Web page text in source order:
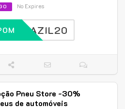
No Expires
BRAZIL20
Pneu Store -30%
de automóveis